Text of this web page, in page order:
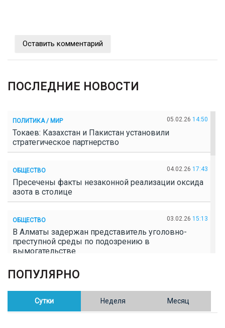
Оставить комментарий
ПОСЛЕДНИЕ НОВОСТИ
ПОЛИТИКА / МИР 05.02.26 14:50
Токаев: Казахстан и Пакистан установили
стратегическое партнерство
ОБЩЕСТВО 04.02.26 17:43
Пресечены факты незаконной реализации оксида
азота в столице
ОБЩЕСТВО 03.02.26 15:13
В Алматы задержан представитель уголовно-
преступной среды по подозрению в
вымогательстве
ОБЩЕСТВО
Полицейские пресекли незаконное выращивание
конопли в Таразе
ПОПУЛЯРНО
Сутки Неделя Месяц